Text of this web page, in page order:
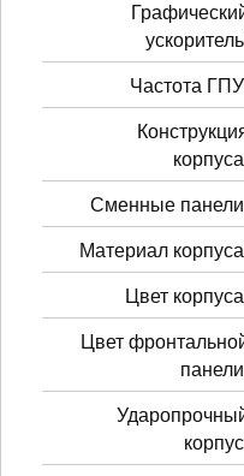
Частота
Сменные
Материал
Цвет
Цвет